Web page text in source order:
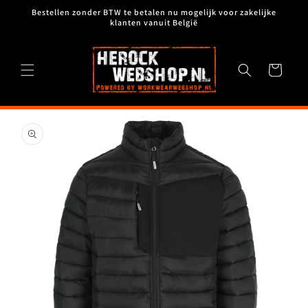
naar de
Bestellen zonder BTW te betalen nu mogelijk voor zakelijke
klanten vanuit België
Winkelwagen
direct naar